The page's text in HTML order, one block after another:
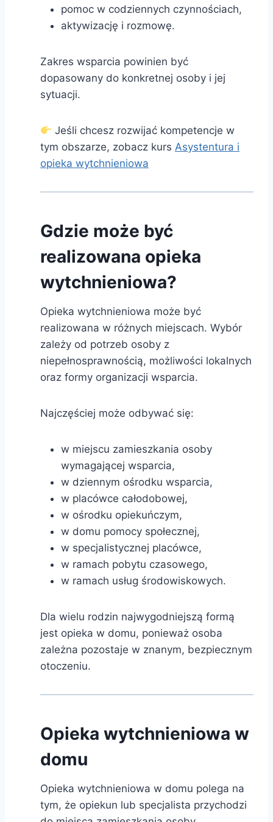
pomoc w codziennych czynnościach,
aktywizację i rozmowę.
Zakres wsparcia powinien być
dopasowany do konkretnej osoby i jej
sytuacji.
Jeśli chcesz rozwijać kompetencje w
tym obszarze, zobacz kurs Asystentura i
opieka wytchnieniowa
Gdzie może być
realizowana opieka
wytchnieniowa?
Opieka wytchnieniowa może być
realizowana w różnych miejscach. Wybór
zależy od potrzeb osoby z
niepełnosprawnością, możliwości lokalnych
oraz formy organizacji wsparcia.
Najczęściej może odbywać się:
w miejscu zamieszkania osoby
wymagającej wsparcia,
w dziennym ośrodku wsparcia,
w placówce całodobowej,
w ośrodku opiekuńczym,
w domu pomocy społecznej,
w specjalistycznej placówce,
w ramach pobytu czasowego,
w ramach usług środowiskowych.
Dla wielu rodzin najwygodniejszą formą
jest opieka w domu, ponieważ osoba
zależna pozostaje w znanym, bezpiecznym
otoczeniu.
Opieka wytchnieniowa w
domu
Opieka wytchnieniowa w domu polega na
tym, że opiekun lub specjalista przychodzi